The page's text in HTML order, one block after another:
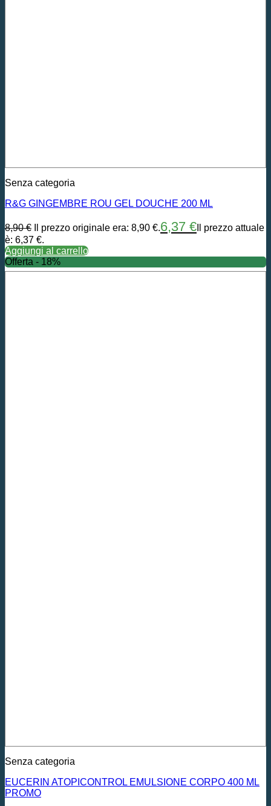
Senza categoria
R&G GINGEMBRE ROU GEL DOUCHE 200 ML
8,90€ Il prezzo originale era: 8,90 €.6,37 € Il prezzo attuale
è: 6,37 €.
Aggiungi al carrello
Offerta - 18%
Senza categoria
EUCERIN ATOPICONTROL EMULSIONE CORPO 400 ML
PROMO